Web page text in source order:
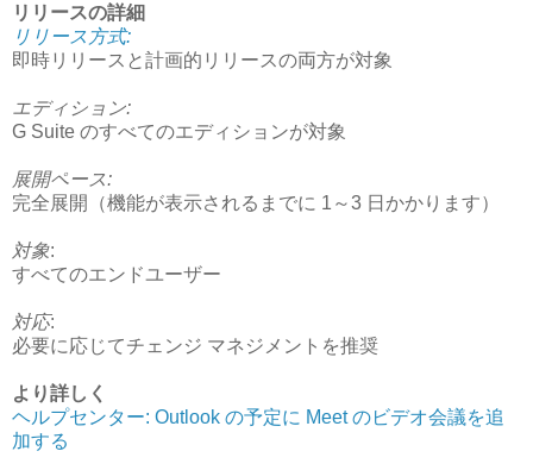
リリースの詳細
リリース方式:
即時リリースと計画的リリースの両方が対象
エディション:
G Suite のすべてのエディションが対象
展開ペース:
完全展開（機能が表示されるまでに 1～3 日かかります）
対象:
すべてのエンドユーザー
対応:
必要に応じてチェンジ マネジメントを推奨
より詳しく
ヘルプセンター: Outlook の予定に Meet のビデオ会議を追
加する